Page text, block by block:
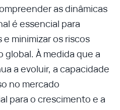
as dinâmicas
é essencial para
minimizar os riscos
global. À medida que a
a evoluir, a capacidade
no mercado
para o crescimento e a